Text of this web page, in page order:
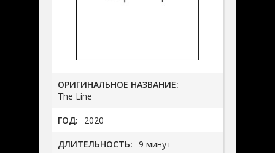
ОРИГИНАЛЬНОЕ НАЗВАНИЕ:
The Line
ГОД: 2020
ДЛИТЕЛЬНОСТЬ: 9 минут